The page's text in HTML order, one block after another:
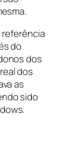
referência
do
dos
dos
as
sido